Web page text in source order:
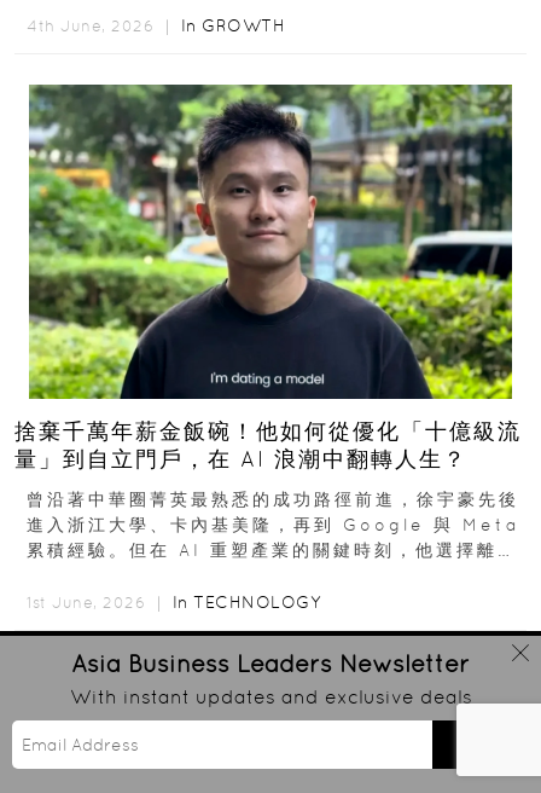
4th June, 2026 ｜ In GROWTH
捨棄千萬年薪金飯碗！他如何從優化「十億級流
量」到自立門戶，在 AI 浪潮中翻轉人生？
曾沿著中華圈菁英最熟悉的成功路徑前進，徐宇豪先後
進入浙江大學、卡內基美隆，再到 Google 與 Meta
累積經驗。但在 AI 重塑產業的關鍵時刻，他選擇離開
1st June, 2026 ｜ In TECHNOLOGY
Asia Business Leaders Newsletter
With instant updates and exclusive deals